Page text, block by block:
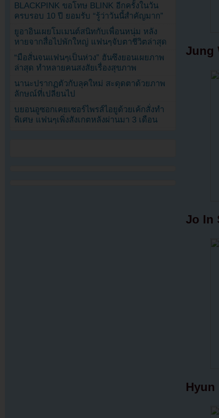
Jung
Jo In
BLACKPINK ขอโทษ BLINK อีกครั้งในวัน
ครบรอบ 10 ปี ยอมรับ “รู้ว่าวันนี้สำคัญมาก”
ยูอาอินเผยโมเมนต์สนิทกับเพื่อนหนุ่ม หลัง
หายจากสื่อไปพักใหญ่ แฟนๆจับตาชีวิตล่าสุด
“มือสั่นจนแฟนๆเป็นห่วง” ฮันซึงยอนเผยภาพ
ล่าสุด ทำหลายคนสงสัยเรื่องสุขภาพ
นานะปรากฏตัวกับลุคใหม่ สะดุดตาด้วยภาพ
ลักษณ์ที่เปลี่ยนไป
บยอนอูซอกเคยเซอร์ไพรส์ไอยูด้วยเค้กสั่งทำ
พิเศษ แฟนๆเพิ่งสังเกตหลังผ่านมา 3 เดือน